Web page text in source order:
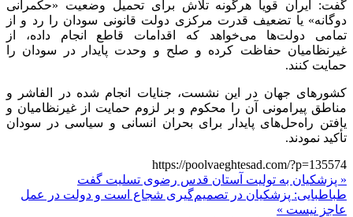
گفت: ایران قویاً هرگونه تلاش برای تحمیل وضعیت «حکمرانی
دوگانه» یا تضعیف قدرت مرکزی دولت قانونی سودان را رد و از
تمامی دولت‌ها می‌خواهد که اقدامات قاطع انجام داده، از
غیرنظامیان حفاظت کرده و صلح و وحدت پایدار در سودان را
حمایت کنند.
کشورهای جهان در این نشست، جنایات انجام شده در الفاشر
و
مناطق پیرامونی آن را محکوم و بر لزوم حمایت از غیرنظامیان و
یافتن راه‌حل‌های پایدار برای بحران انسانی و سیاسی در سودان
تأکید نمودند.
https://poolvaeghtesad.com/?p=135574
« پزشکیان به تولیت آستان قدس رضوی تسلیت گفت
طباطبایی: پزشکیان در تصمیم‌گیری شجاع است و دولت در عمل
عاجز نیست »